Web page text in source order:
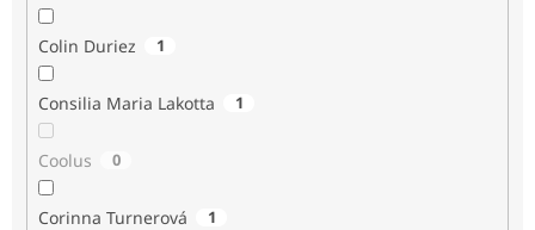
Colin Duriez 1
Consilia Maria Lakotta 1
Coolus 0
Corinna Turnerová 1